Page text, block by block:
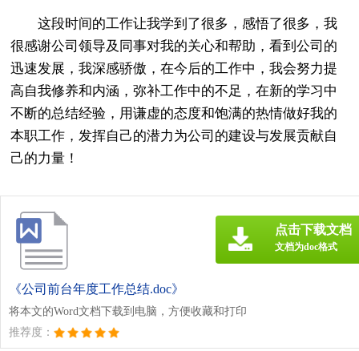
这段时间的工作让我学到了很多，感悟了很多，我
很感谢公司领导及同事对我的关心和帮助，看到公司的
迅速发展，我深感骄傲，在今后的工作中，我会努力提
高自我修养和内涵，弥补工作中的不足，在新的学习中
不断的总结经验，用谦虚的态度和饱满的热情做好我的
本职工作，发挥自己的潜力为公司的建设与发展贡献自
己的力量！
《公司前台年度工作总结.doc》
将本文的Word文档下载到电脑，方便收藏和打印
推荐度：
点击下载文档
文档为doc格式